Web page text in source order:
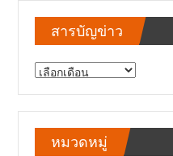
สารบัญข่าว
สารบัญ
หมวดหมู่